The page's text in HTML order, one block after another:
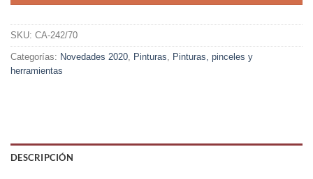
SKU: CA-242/70
Categorías: Novedades 2020, Pinturas, Pinturas, pinceles y
herramientas
DESCRIPCIÓN